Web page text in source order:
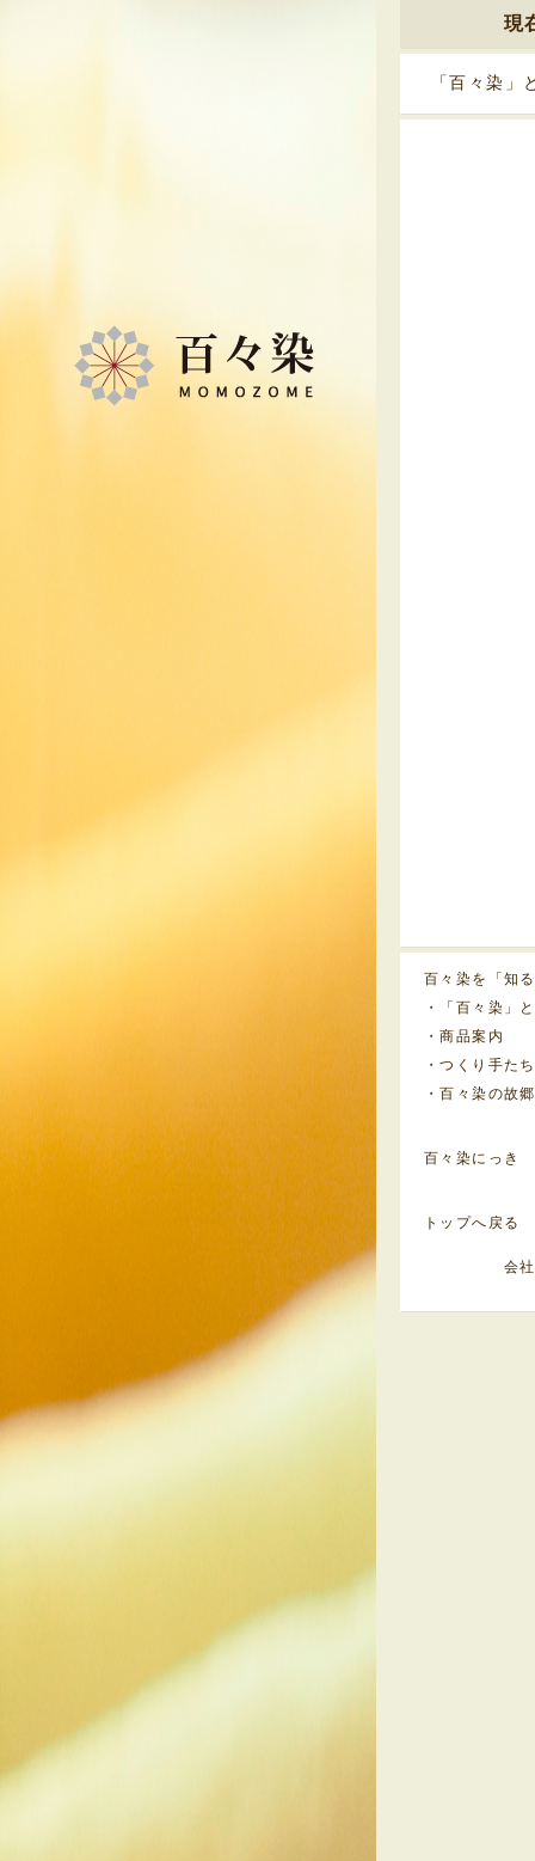
現
「百々染」
百々染を「知
・「百々染」
・商品案内
・つくり手たち
・百々染の故郷
百々染にっき
トップへ戻る
会